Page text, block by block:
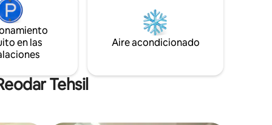
o
lujosa
campaña al aire libre si planeas dormir en
la azotea.🏕️🌠🌄
en las
Aire acondicionado
Tehsil